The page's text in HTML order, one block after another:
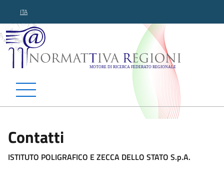
ITA
Normattiva Regioni -
Contatti
ISTITUTO POLIGRAFICO E ZECCA DELLO STATO S.p.A.